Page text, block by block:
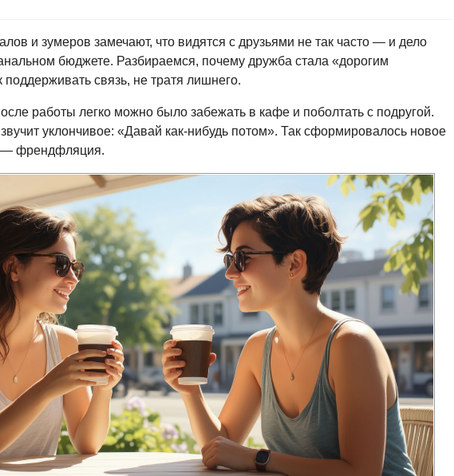
и зумеров замечают, что видятся с друзьями не так часто — и дело
бюджете. Разбираемся, почему дружба стала «дорогим
поддерживать связь, не тратя лишнего.
работы легко можно было забежать в кафе и поболтать с подругой.
уклончивое: «Давай как-нибудь потом». Так сформировалось новое
— френдфляция.